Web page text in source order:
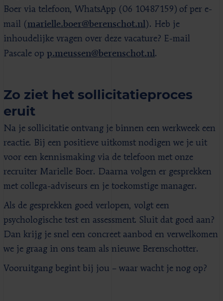
Boer via telefoon, WhatsApp (06 10487159) of per e-
mail ( marielle.boer@berenschot.nl). Heb je
inhoudelijke vragen over deze vacature? E-mail
Pascale op p.meussen@berenschot.nl.
Zo ziet het sollicitatieproces
eruit
Na je sollicitatie ontvang je binnen een werkweek een
reactie. Bij een positieve uitkomst nodigen we je uit
voor een kennismaking via de telefoon met onze
recruiter Marielle Boer. Daarna volgen er gesprekken
met collega-adviseurs en je toekomstige manager.
Als de gesprekken goed verlopen, volgt een
psychologische test en assessment. Sluit dat goed aan?
Dan krijg je snel een concreet aanbod en verwelkomen
we je graag in ons team als nieuwe Berenschotter.
Vooruitgang begint bij jou – waar wacht je nog op?